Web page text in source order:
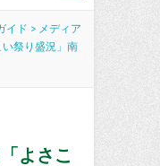
イド > メディア
祭り盛況」南
よさこ